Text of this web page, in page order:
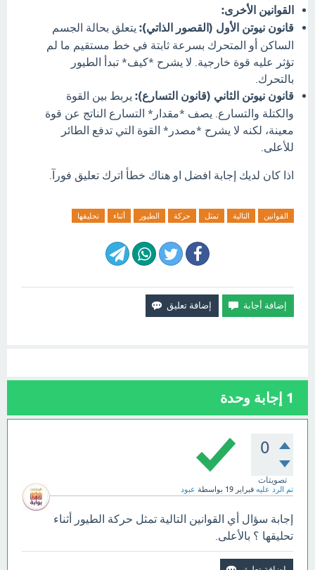
القوانين الأخرى:
قانون نيوتن الأول (القصور الذاتي): يتعلق بحالة الجسم
الساكن أو المتحرك بسرعة ثابتة في خط مستقيم ما لم
تؤثر عليه قوة خارجية. لا يشرح *كيف* تبدأ الطيور
بالتحرك.
قانون نيوتن الثاني (قانون التسارع): يربط بين القوة
والكتلة والتسارع. يصف *مقدار* التسارع الناتج عن قوة
معينة، لكنه لا يشرح *مصدر* القوة التي تدفع الطائر
للأعلى.
اذا كان لديك إجابة افضل او هناك خطأ اترك تعليق فورآ.
القوانين التالية تمثل حركة الطيور أثناء تحليقها
1 إجابة وحدة
0
تصويتات
تم الرد عليه فبراير 19 بواسطة عبود
إجابة سؤال أي القوانين التالية تمثل حركة الطيور أثناء
تحليقها ؟ بالأعلى.